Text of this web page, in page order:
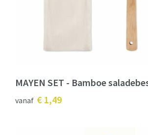
MAYEN SET - Bamboe
vanaf € 1,49